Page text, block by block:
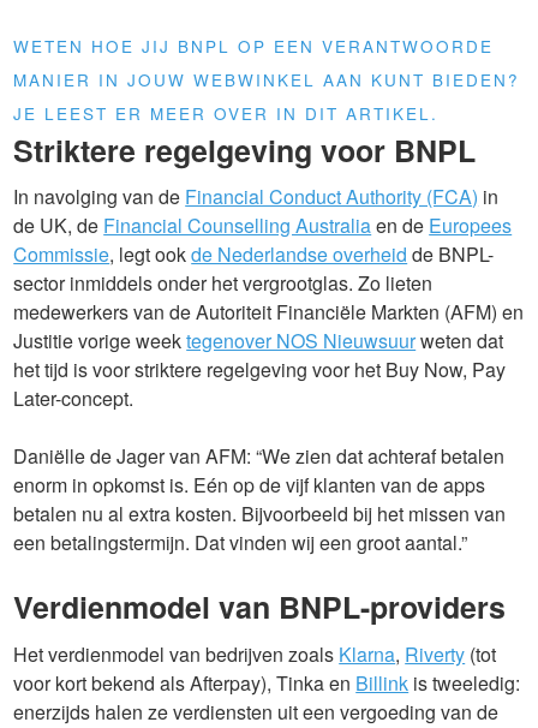
WETEN HOE JIJ BNPL OP EEN VERANTWOORDE
MANIER IN JOUW WEBWINKEL AAN KUNT BIEDEN?
JE LEEST ER MEER OVER IN DIT ARTIKEL.
Striktere regelgeving voor BNPL
In navolging van de Financial Conduct Authority (FCA) in
de UK, de Financial Counselling Australiaen de Europees
Commissie, legt ookde Nederlandse overheid de BNPL-
sector inmiddels onder het vergrootglas. Zo lieten
medewerkers van de Autoriteit Financiële Markten (AFM) en
Justitie vorige weektegenover NOS Nieuwsuurweten dat
het tijd is voor striktere regelgeving voor het Buy Now, Pay
Later-concept.
Daniëlle de Jager van AFM: “We zien dat achteraf betalen
enorm in opkomst is. Eén op de vijf klanten van de apps
betalen nu al extra kosten. Bijvoorbeeld bij het missen van
een betalingstermijn. Dat vinden wij een groot aantal.”
Verdienmodel van BNPL-providers
Het verdienmodel van bedrijven zoals Klarna, Riverty (tot
voor kort bekend als Afterpay), Tinka en Billink is tweeledig:
enerzijds halen ze verdiensten uit een vergoeding van de